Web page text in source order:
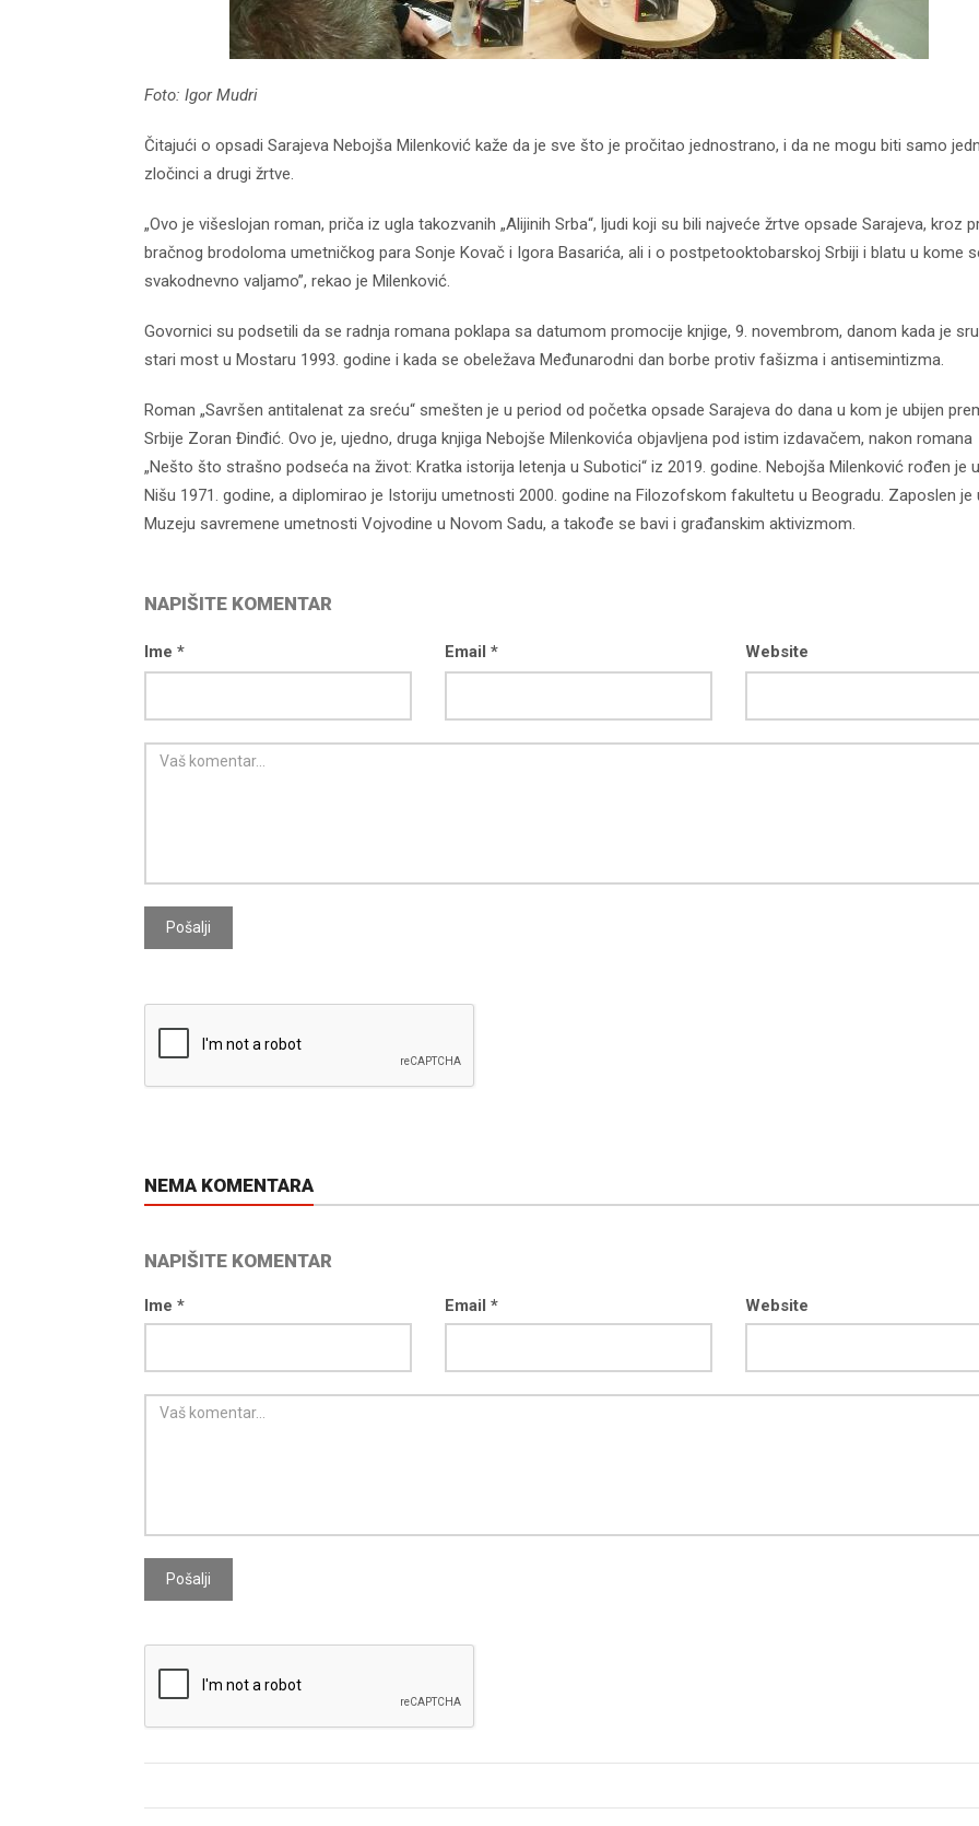
Foto: Igor Mudri
Čitajući o opsadi Sarajeva Nebojša Milenković kaže da je sve što je pročitao jednostrano, i da ne mogu biti samo
zločinci a drugi žrtve.
„Ovo je višeslojan roman, priča iz ugla takozvanih „Alijinih Srba“, ljudi koji su bili najveće žrtve opsade Sarajeva, kroz
bračnog brodoloma umetničkog para Sonje Kovač i Igora Basarića, ali i o postpetooktobarskoj Srbiji i blatu u kome
svakodnevno valjamo”, rekao je Milenković.
Govornici su podsetili da se radnja romana poklapa sa datumom promocije knjige, 9. novembrom, danom kada je
stari most u Mostaru 1993. godine i kada se obeležava Međunarodni dan borbe protiv fašizma i antisemintizma.
Roman „Savršen antitalenat za sreću“ smešten je u period od početka opsade Sarajeva do dana u kom je ubijen
Srbije Zoran Đinđić. Ovo je, ujedno, druga knjiga Nebojše Milenkovića objavljena pod istim izdavačem, nakon romana
„Nešto što strašno podseća na život: Kratka istorija letenja u Subotici“ iz 2019. godine. Nebojša Milenković rođen je u
Nišu 1971. godine, a diplomirao je Istoriju umetnosti 2000. godine na Filozofskom fakultetu u Beogradu. Zaposlen je
Muzeju savremene umetnosti Vojvodine u Novom Sadu, a takođe se bavi i građanskim aktivizmom.
NAPIŠITE KOMENTAR
Ime * Email * Website
Pošalji
NEMA KOMENTARA
NAPIŠITE KOMENTAR
Ime * Email * Website
Pošalji
2017
2018
2019